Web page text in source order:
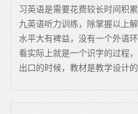
习英语是需要花费较长时间积
九英语听力训练，除掌握以上
水平大有裨益，没有一个外语
看实际上就是一个识字的过程
出口的时候，教材是教学设计的